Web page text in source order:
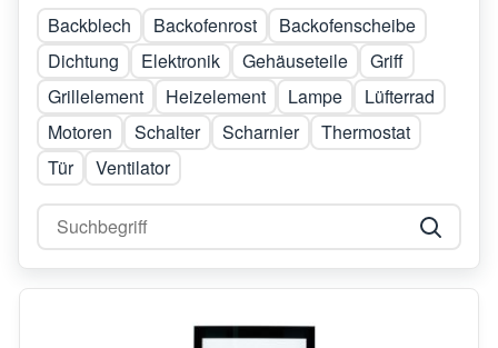
Backblech
Backofenrost
Backofenscheibe
Dichtung
Elektronik Gehäuseteile
Griff
Grillelement
Heizelement Lampe
Lüfterrad
Motoren
Schalter Scharnier
Thermostat
Tür
Ventilator